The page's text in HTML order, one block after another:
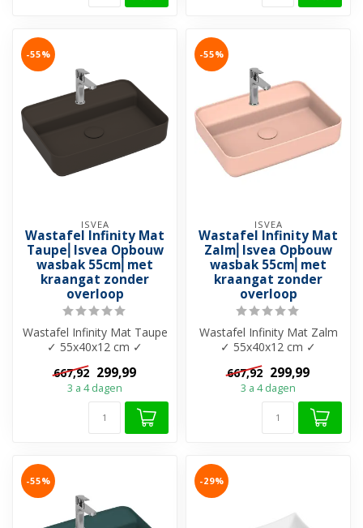
-55%
ISVEA
Wastafel Infinity Mat
Taupe⎢Isvea Opbouw
wasbak 55cm⎢met
kraangat zonder
overloop
Wastafel Infinity Mat Taupe
✓ 55x40x12 cm ✓
Keramiek ✓ Met kraangat
✓ Zonder ov...
667,92 299,99
3 a 4 dagen
-55%
ISVEA
Wastafel Infinity Mat
Zalm⎢Isvea Opbouw
wasbak 55cm⎢met
kraangat zonder
overloop
Wastafel Infinity Mat Zalm
✓ 55x40x12 cm ✓
Keramiek ✓ Met kraangat
✓ Zonder ove...
667,92 299,99
3 a 4 dagen
-55% -29%